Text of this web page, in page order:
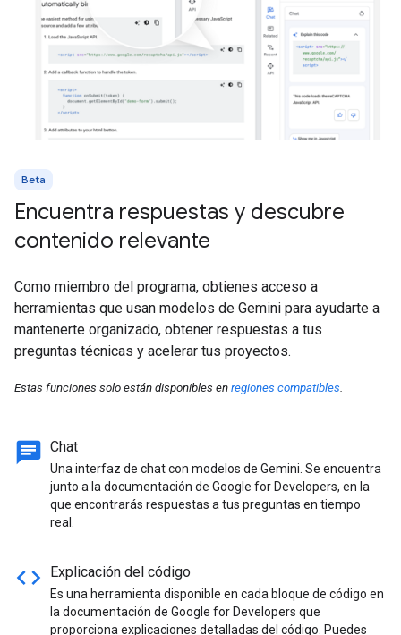
Beta
Encuentra respuestas y descubre
contenido relevante
Como miembro del programa, obtienes acceso a
herramientas que usan modelos de Gemini para ayudarte a
mantenerte organizado, obtener respuestas a tus
preguntas técnicas y acelerar tus proyectos.
Estas funciones solo están disponibles en regiones compatibles.
chat Chat
Una interfaz de chat con modelos de Gemini. Se encuentra
junto a la documentación de Google for Developers, en la
que encontrarás respuestas a tus preguntas en tiempo
real.
code Explicación del código
Es una herramienta disponible en cada bloque de código en
la documentación de Google for Developers que
proporciona explicaciones detalladas del código. Puedes